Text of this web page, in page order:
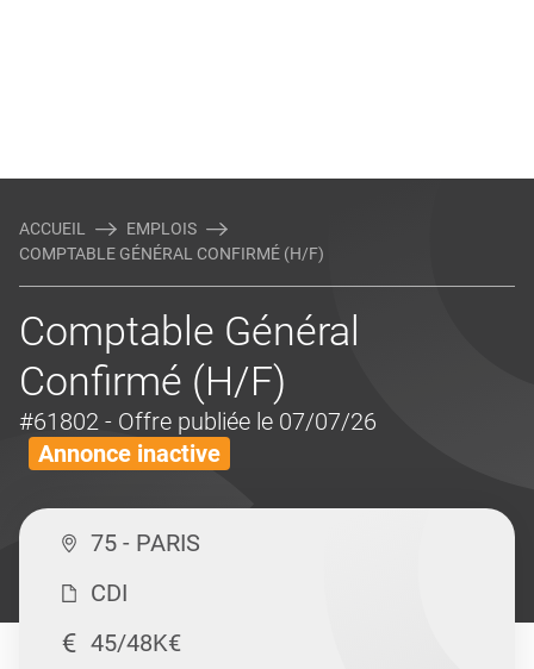
ACCUEIL
EMPLOIS
COMPTABLE GÉNÉRAL CONFIRMÉ (H/F)
Comptable Général
Confirmé (H/F)
#61802 - Offre publiée le 07/07/26
Annonce inactive
75 - PARIS
CDI
45/48K€